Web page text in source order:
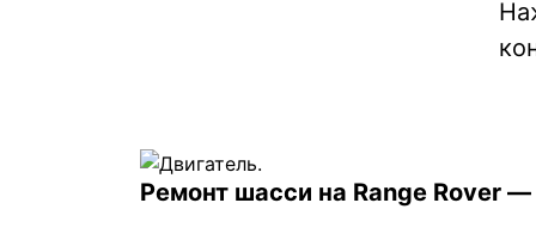
Ремонт шасси на Range